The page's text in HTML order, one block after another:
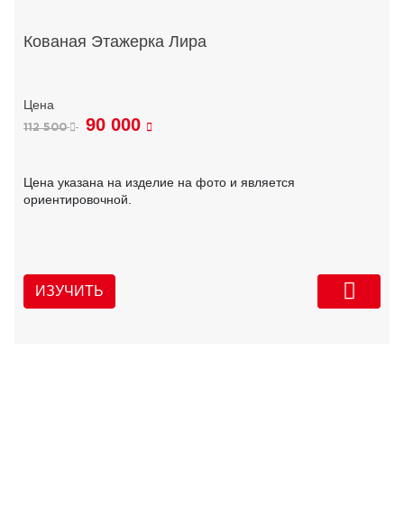
Кованая Этажерка Лира
112 500 90 000
Цена указана на изделие на фото и является
ориентировочной.
ИЗУЧИТЬ